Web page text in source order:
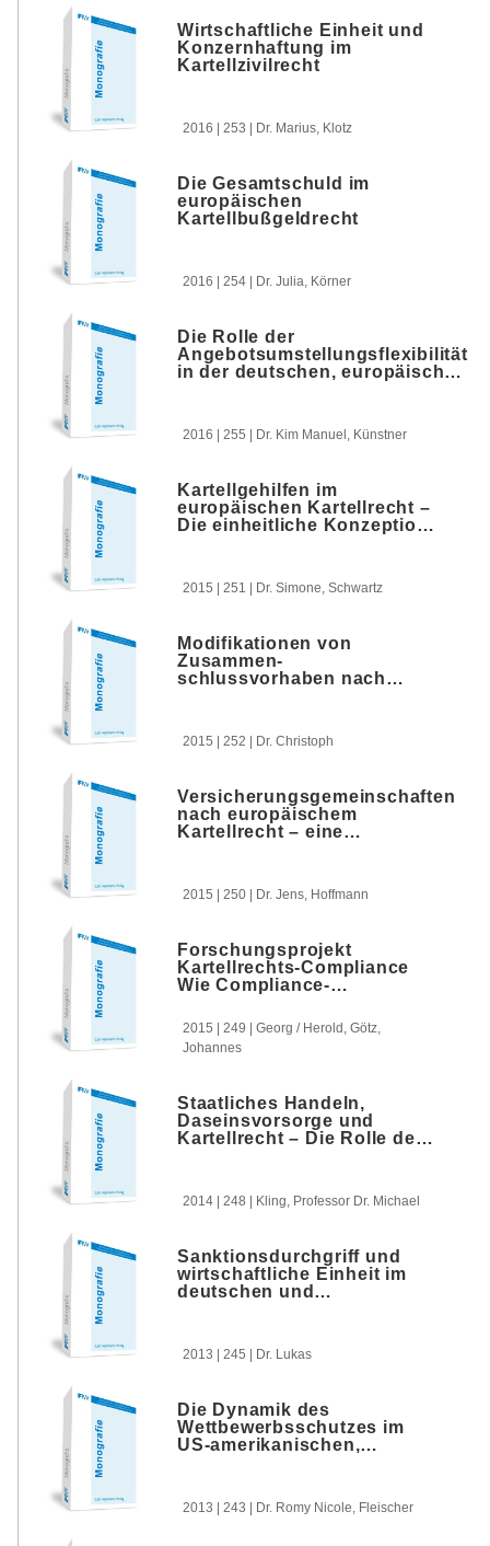
Wirtschaftliche Einheit und
Konzernhaftung im
Kartellzivilrecht
2016 | 253 | Dr. Marius, Klotz
Die Gesamtschuld im
europäischen
Kartellbußgeldrecht
2016 | 254 | Dr. Julia, Körner
Die Rolle der
Angebotsumstellungsflexibilität
in der deutschen, europäischen
2016 | 255 | Dr. Kim Manuel, Künstner
Kartellgehilfen im
europäischen Kartellrecht –
Die einheitliche Konzeption
2015 | 251 | Dr. Simone, Schwartz
Modifikationen von
Zusammen-
schlussvorhaben nach
Freigabeentscheidungen
2015 | 252 | Dr. Christoph
Versicherungsgemeinschaften
nach europäischem
Kartellrecht – eine
2015 | 250 | Dr. Jens, Hoffmann
Forschungsprojekt
Kartellrechts-Compliance
Wie Compliance-
Kartellrechtsverstöße
verhindern und zum
Unternehmenserfolg
2015 | 249 | Georg / Herold, Götz,
Johannes
Staatliches Handeln,
Daseinsvorsorge und
Kartellrecht – Die Rolle der
2014 | 248 | Kling, Professor Dr. Michael
Sanktionsdurchgriff und
wirtschaftliche Einheit im
deutschen und
2013 | 245 | Dr. Lukas
Die Dynamik des
Wettbewerbsschutzes im
US-amerikanischen,
Untersuchung zu Sec. 2
2013 | 243 | Dr. Romy Nicole, Fleischer